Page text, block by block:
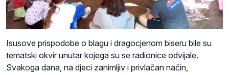
Isusove prispodobe o blagu i dragocjenom biseru bile su
tematski okvir unutar kojega su se radionice odvijale.
Svakoga dana, na djeci zanimljiv i privlačan način,